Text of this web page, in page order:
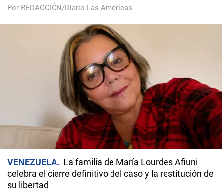
Por REDACCIÓN/Diario Las Américas
VENEZUELA
La familia de María Lourdes Afiuni
celebra el cierre definitivo del caso y la restitución de
su libertad